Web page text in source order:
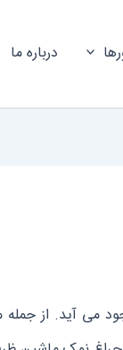
درباره ما
می‌ آید. از